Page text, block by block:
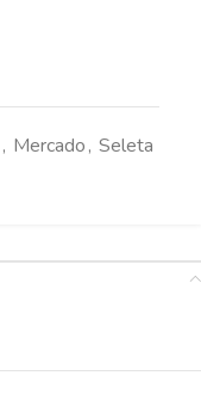
, Mercado, Seleta